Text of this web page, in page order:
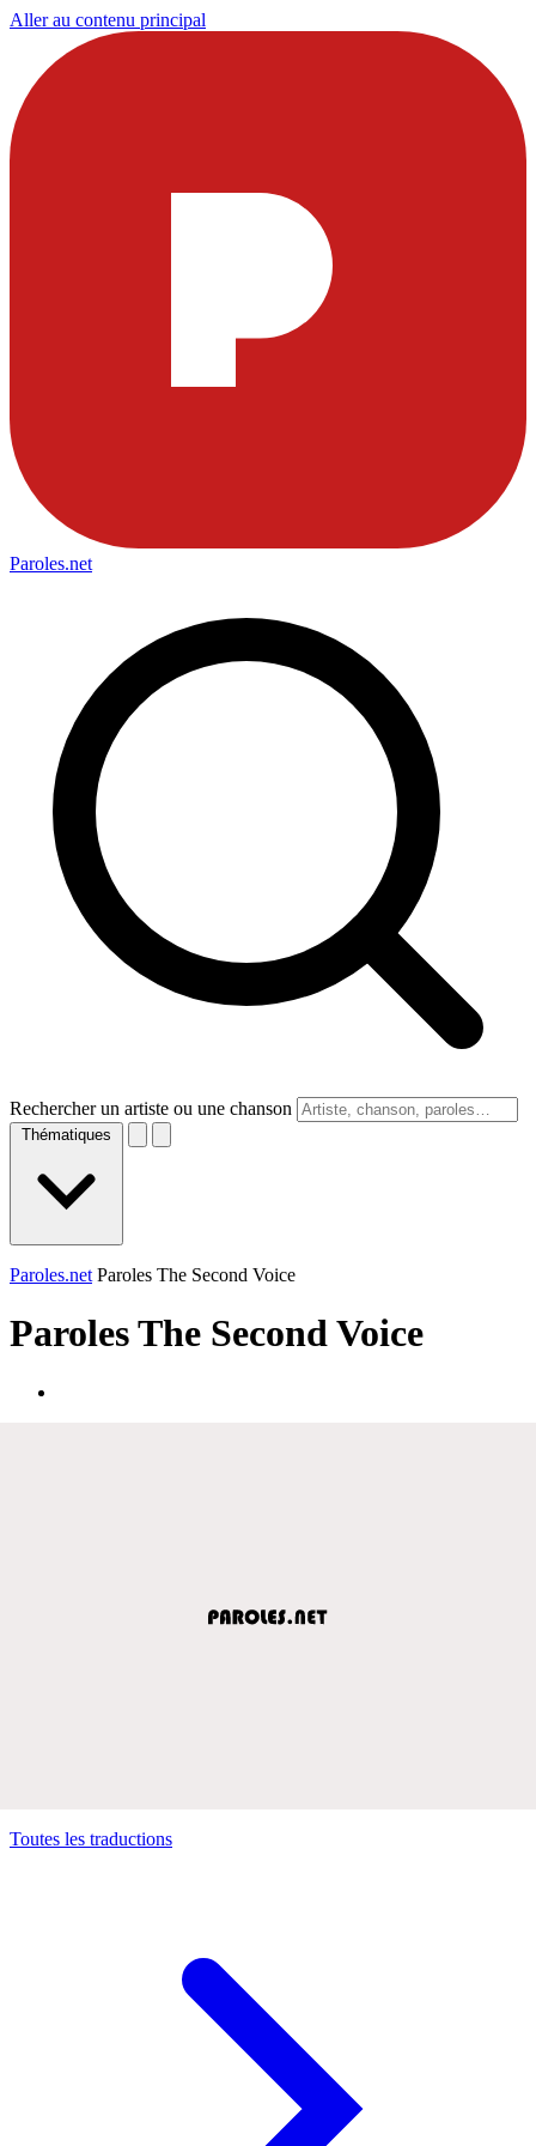
Aller au contenu principal
Paroles.net
Rechercher un artiste ou une chanson
Thématiques
Paroles.net Paroles The Second Voice
ParolesThe Second Voice
Toutes les traductions